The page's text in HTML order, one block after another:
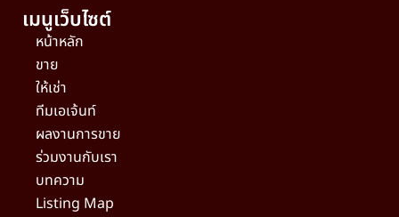
เมนูเว็บไซต์
หน้าหลัก
ขาย
ให้เช่า
ทีมเอเจ้นท์
ผลงานการขาย
ร่วมงานกับเรา
บทความ
Listing Map